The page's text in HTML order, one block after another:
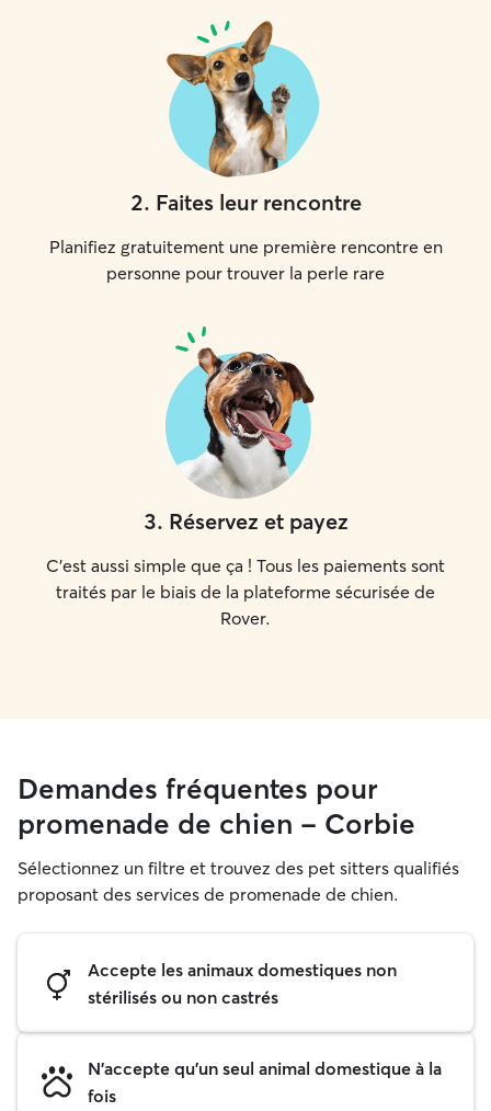
2. Faites leur rencontre
Planifiez gratuitement une première rencontre en
personne pour trouver la perle rare
3. Réservez et payez
C'est aussi simple que ça ! Tous les paiements sont
traités par le biais de la plateforme sécurisée de
Rover.
Demandes fréquentes pour
promenade de chien - Corbie
Sélectionnez un filtre et trouvez des pet sitters qualifiés
proposant des services de promenade de chien.
Accepte les animaux domestiques non
stérilisés ou non castrés
N'accepte qu'un seul animal domestique à la
fois